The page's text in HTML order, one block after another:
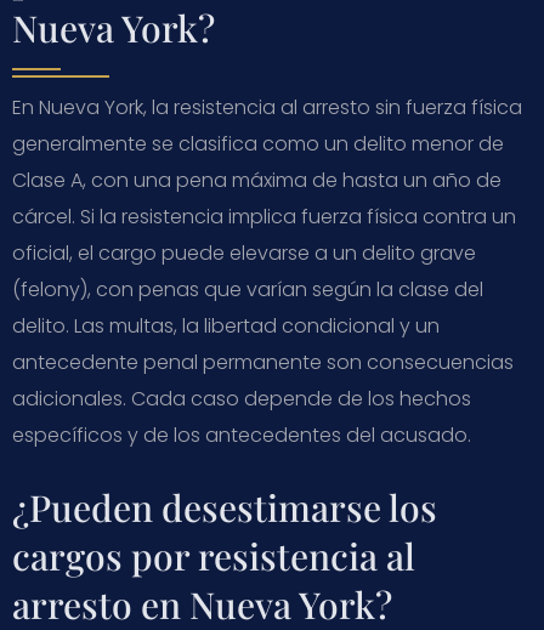
Nueva York?
En Nueva York, la resistencia al arresto sin fuerza física
generalmente se clasifica como un delito menor de
Clase A, con una pena máxima de hasta un año de
cárcel. Si la resistencia implica fuerza física contra un
oficial, el cargo puede elevarse a un delito grave
(felony), con penas que varían según la clase del
delito. Las multas, la libertad condicional y un
antecedente penal permanente son consecuencias
adicionales. Cada caso depende de los hechos
específicos y de los antecedentes del acusado.
¿Pueden desestimarse los
cargos por resistencia al
arresto en Nueva York?